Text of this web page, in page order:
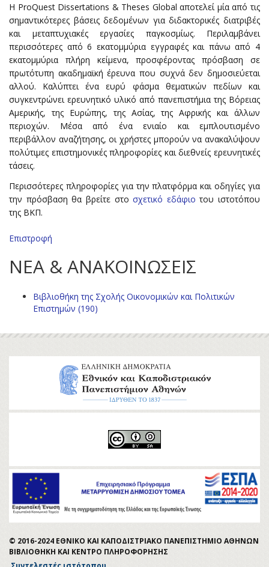
Η ProQuest Dissertations & Theses Global αποτελεί μία από τις
σημαντικότερες βάσεις δεδομένων για διδακτορικές διατριβές
και μεταπτυχιακές εργασίες παγκοσμίως. Περιλαμβάνει
περισσότερες από 6 εκατομμύρια εγγραφές και πάνω από 4
εκατομμύρια πλήρη κείμενα, προσφέροντας πρόσβαση σε
πρωτότυπη ακαδημαϊκή έρευνα που συχνά δεν δημοσιεύεται
αλλού. Καλύπτει ένα ευρύ φάσμα θεματικών πεδίων και
συγκεντρώνει ερευνητικό υλικό από πανεπιστήμια της Βόρειας
Αμερικής, της Ευρώπης, της Ασίας, της Αφρικής και άλλων
περιοχών. Μέσα από ένα ενιαίο και εμπλουτισμένο
περιβάλλον αναζήτησης, οι χρήστες μπορούν να ανακαλύψουν
πολύτιμες επιστημονικές πληροφορίες και διεθνείς ερευνητικές
τάσεις.
Περισσότερες πληροφορίες για την πλατφόρμα και οδηγίες για
την πρόσβαση θα βρείτε στοσχετικό εδάφιο του ιστοτόπου
της ΒΚΠ.
Επιστροφή
ΝΕΑ & ΑΝΑΚΟΙΝΩΣΕΙΣ
Βιβλιοθήκη της Σχολής Οικονομικών και Πολιτικών
Επιστημών (190)
© 2016-2024 ΕΘΝΙΚΟ ΚΑΙ ΚΑΠΟΔΙΣΤΡΙΑΚΟ ΠΑΝΕΠΙΣΤΗΜΙΟ ΑΘΗΝΩΝ
ΒΙΒΛΙΟΘΗΚΗ ΚΑΙ ΚΕΝΤΡΟ ΠΛΗΡΟΦΟΡΗΣΗΣ